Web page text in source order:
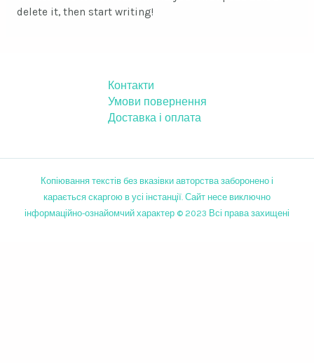
delete it, then start writing!
Контакти
Умови повернення
Доставка і оплата
Копіювання текстів без вказівки авторства заборонено і
карається скаргою в усі інстанції. Сайт несе виключно
інформаційно-ознайомчий характер © 2023 Всі права захищені